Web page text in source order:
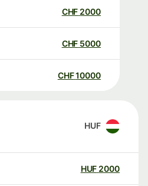
2000
CHF
5000
CHF
10000
CHF
HUF
2000
HUF